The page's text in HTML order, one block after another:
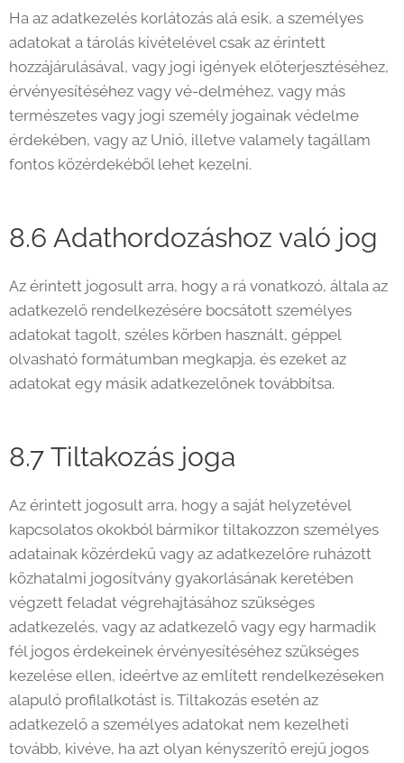
Ha az adatkezelés korlátozás alá esik, a személyes
adatokat a tárolás kivételével csak az érintett
hozzájárulásával, vagy jogi igények előterjesztéséhez,
érvényesítéséhez vagy vé-delméhez, vagy más
természetes vagy jogi személy jogainak védelme
érdekében, vagy az Unió, illetve valamely tagállam
fontos közérdekéből lehet kezelni.
8.6 Adathordozáshoz való jog
Az érintett jogosult arra, hogy a rá vonatkozó, általa az
adatkezelő rendelkezésére bocsátott személyes
adatokat tagolt, széles körben használt, géppel
olvasható formátumban megkapja, és ezeket az
adatokat egy másik adatkezelőnek továbbítsa.
8.7 Tiltakozás joga
Az érintett jogosult arra, hogy a saját helyzetével
kapcsolatos okokból bármikor tiltakozzon személyes
adatainak közérdekű vagy az adatkezelőre ruházott
közhatalmi jogosítvány gyakorlásának keretében
végzett feladat végrehajtásához szükséges
adatkezelés, vagy az adatkezelő vagy egy harmadik
fél jogos érdekeinek érvényesítéséhez szükséges
kezelése ellen, ideértve az említett rendelkezéseken
alapuló profilalkotást is. Tiltakozás esetén az
adatkezelő a személyes adatokat nem kezelheti
tovább, kivéve, ha azt olyan kényszerítő erejű jogos